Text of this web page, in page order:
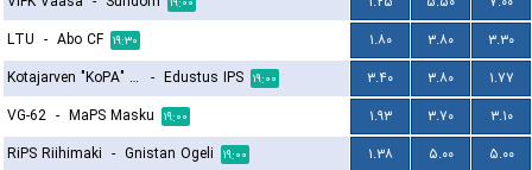
LTU - Abo CF ۱۹:۳۰ ۱.۸۰ ۳.۸۰
۳.۳۰
Kotajarven "KoPA" Pallo - Edustus IPS ۱۹:۰۰ ۳.۴۰ ۳.۸۰
۱.۷۷
VG-62 - MaPS Masku ۱۹:۰۰ ۱.۹۳ ۳.۷۰
۳.۱۰
RiPS Riihimaki - Gnistan Ogeli ۱۹:۰۰ ۱.۳۸ ۵.۰۰
۵.۰۰